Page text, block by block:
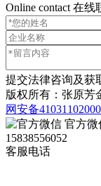
Online contact 在线
提交法律咨询及获
版权所有：张原芳
网安备
官方微
15838556052
客服电话